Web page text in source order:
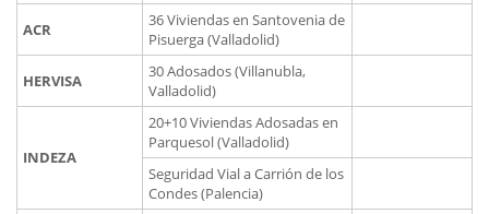
ACR
36 Viviendas en Santovenia de
Pisuerga (Valladolid)
HERVISA
30 Adosados (Villanubla,
Valladolid)
INDEZA
20+10 Viviendas Adosadas en
Parquesol (Valladolid)
Seguridad Vial a Carrión de los
Condes (Palencia)